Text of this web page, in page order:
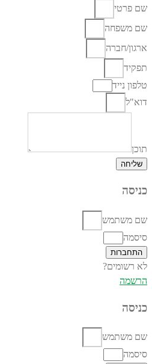
שם פרטי
שם משפחה
ארגון/חברה
תפקיד
טלפון נייד
דוא"ל
תוכן
שליחה
כניסה
שם משתמש
סיסמה
התחברות
לא רשומים?
הרשמה
כניסה
שם משתמש
סיסמה